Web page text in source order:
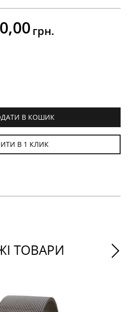
грн.
В КОШИК
В 1 КЛИК
ТОВАРИ